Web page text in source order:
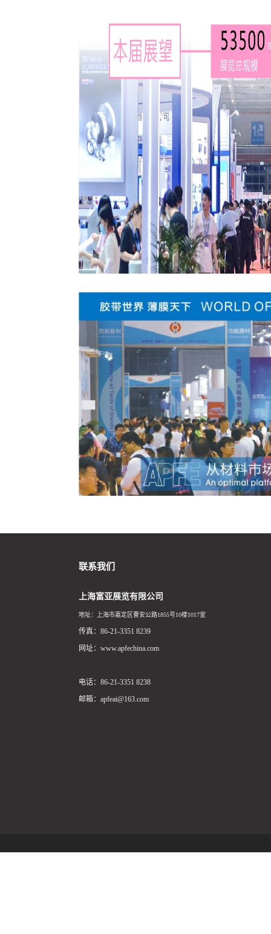
联系我们
上海富亚展览有限公司
地址：上海市嘉定区曹安公路1855号10楼1017室
传真：86-21-3351 8239
网址：www.apfechina.com
电话：86-21-3351 8238
邮箱：apfeai@163.com